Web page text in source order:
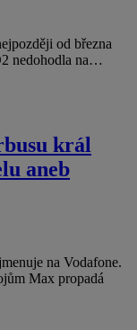
od března
nedohodla na…
král
aneb
na Vodafone.
Max propadá